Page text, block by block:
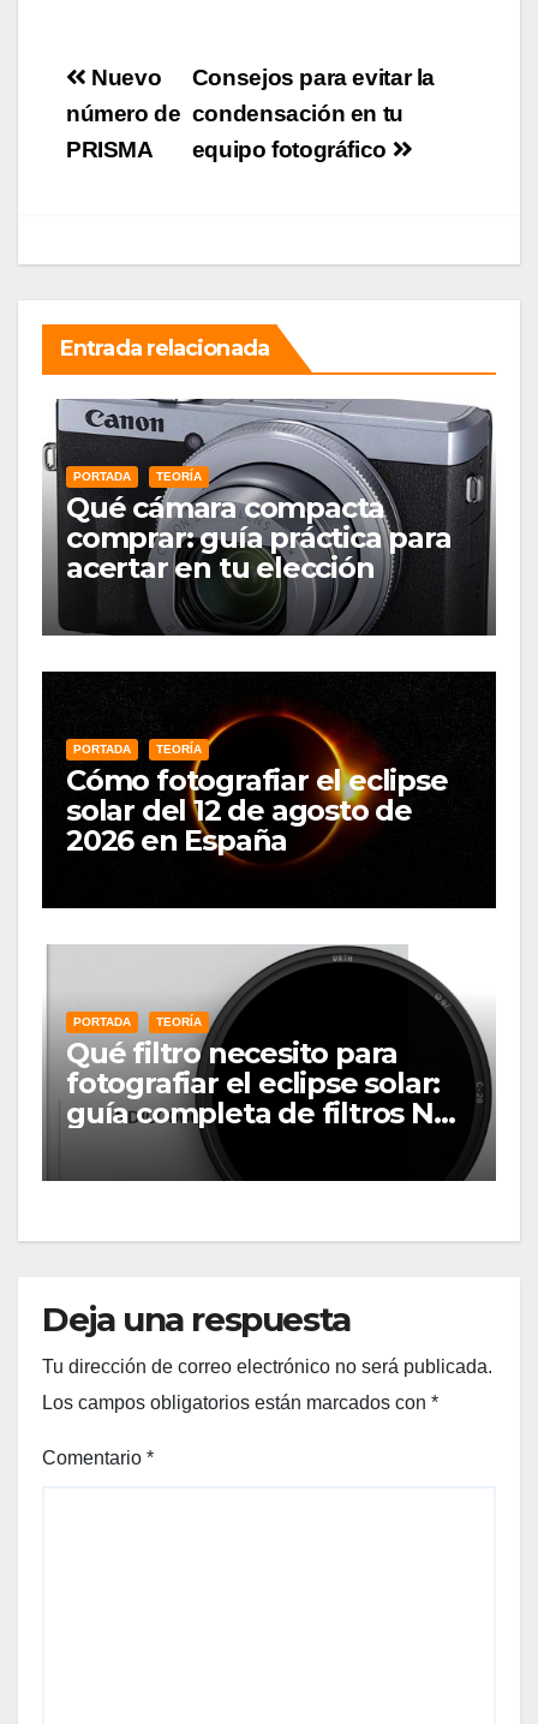
Navegación
de
entradas
Consejos para evitar la
condensación en tu
equipo fotográfico
Nuevo
número de
PRISMA
Entrada relacionada
PORTADA TEORÍA
Qué cámara compacta
comprar: guía práctica para
acertar en tu elección
PORTADA TEORÍA
Cómo fotografiar el eclipse
solar del 12 de agosto de
2026 en España
PORTADA TEORÍA
Qué filtro necesito para
fotografiar el eclipse solar:
guía completa de filtros ND
Deja una respuesta
Tu dirección de correo electrónico no será publicada.
Los campos obligatorios están marcados con *
Comentario *